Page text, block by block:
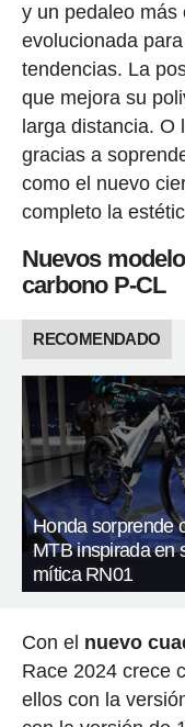
y un pedaleo más
evolucionada
tendencias. La
que mejora su
larga distancia. O
gracias a
como el nuevo
completo la
Nuevos
carbono P-CL
RECOMENDADO
Honda sorprende
MTB inspirada en
mítica RN01
Con el nuevo
Race 2024 crece
ellos con la